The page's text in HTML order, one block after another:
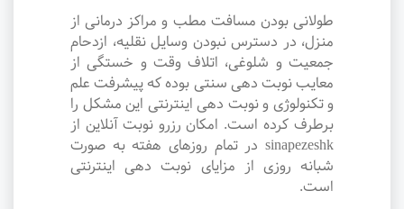
طولانی بودن مسافت مطب و مراکز درمانی از
منزل، در دسترس نبودن وسایل نقلیه، ازدحام
جمعیت و شلوغی، اتلاف وقت و خستگی از
معایب نوبت دهی سنتی بوده که پیشرفت علم
و تکنولوژی و نوبت دهی اینترنتی این مشکل را
برطرف کرده است. امکان رزرو نوبت آنلاین از
sinapezeshk در تمام روزهای هفته به صورت
شبانه روزی از مزایای نوبت دهی اینترنتی
است.